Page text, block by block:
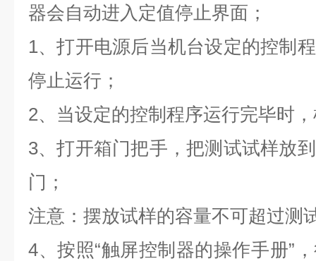
器会自动进入定值停止界面；
1、打开电源后当机台设定的控制
停止运行；
2、当设定的控制程序运行完毕时
3、打开箱门把手，把测试试样放
门；
注意：摆放试样的容量不可超过测
4、按照“触屏控制器的操作手册”